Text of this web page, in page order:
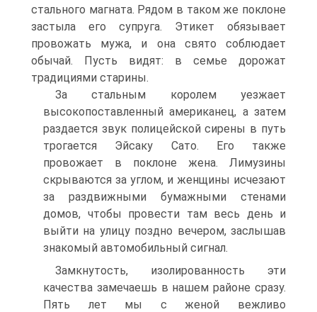
стального магната. Рядом в таком же поклоне
застыла его супруга. Этикет обязывает
провожать мужа, и она свято соблюдает
обычай. Пусть видят: в семье дорожат
традициями старины.
За стальным королем уезжает
высокопоставленный американец, а затем
раздается звук полицейской сирены в путь
трогается Эйсаку Сато. Его также
провожает в поклоне жена. Лимузины
скрываются за углом, и женщины исчезают
за раздвижными бумажными стенами
домов, чтобы провести там весь день и
выйти на улицу поздно вечером, заслышав
знакомый автомобильный сигнал.
Замкнутость, изолированность эти
качества замечаешь в нашем районе сразу.
Пять лет мы с женой вежливо